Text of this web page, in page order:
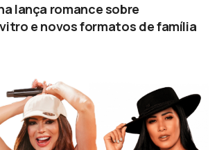
lança romance sobre
e novos formatos de família